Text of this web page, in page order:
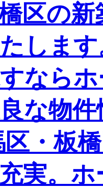
区の
しま
なら
な物
区・板
実。